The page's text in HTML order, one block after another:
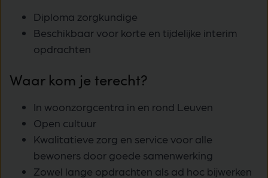
Diploma zorgkundige
Beschikbaar voor korte en tijdelijke interim
opdrachten
Waar kom je terecht?
In woonzorgcentra in en rond Leuven
Open cultuur
Kwalitatieve zorg en service voor alle
bewoners door goede samenwerking
Zowel lange opdrachten als ad hoc bijwerken